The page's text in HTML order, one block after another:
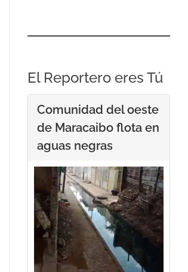
El Reportero eres Tú
Comunidad del oeste
de Maracaibo flota en
aguas negras